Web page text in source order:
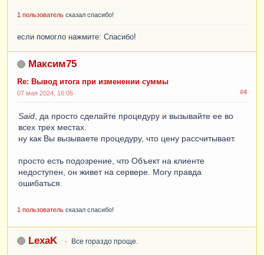
1 пользователь сказал спасибо!
если помогло нажмите: Спасибо!
Максим75
Re: Вывод итога при изменении суммы
#4
07 мая 2024, 16:06
Said , да просто сделайте процедуру и вызывайте ее во
всех трех местах.
ну как Вы вызываете процедуру, что цену рассчитывает.
просто есть подозрение, что Объект на клиенте
недоступен, он живет на сервере. Могу правда
ошибаться.
1 пользователь сказал спасибо!
LexaK Все гораздо проще.